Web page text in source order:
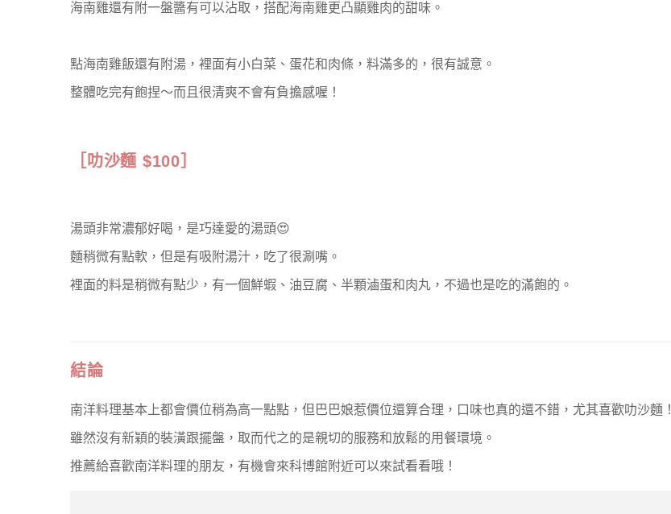
海南雞還有附一盤醬有可以沾取，搭配海南雞更凸顯雞肉的甜味。
點海南雞飯還有附湯，裡面有小白菜、蛋花和肉條，料滿多的，很有誠意。
整體吃完有飽捏～而且很清爽不會有負擔感喔！
［叻沙麵 $100］
湯頭非常濃郁好喝，是巧達愛的湯頭😍
麵稍微有點軟，但是有吸附湯汁，吃了很涮嘴。
裡面的料是稍微有點少，有一個鮮蝦、油豆腐、半顆滷蛋和肉丸，不過也是吃的滿飽的。
結論
南洋料理基本上都會價位稍為高一點點，但巴巴娘惹價位還算合理，口味也真的還不錯，尤其喜歡叻沙麵！
雖然沒有新穎的裝潢跟擺盤，取而代之的是親切的服務和放鬆的用餐環境。
推薦給喜歡南洋料理的朋友，有機會來科博館附近可以來試看看哦！